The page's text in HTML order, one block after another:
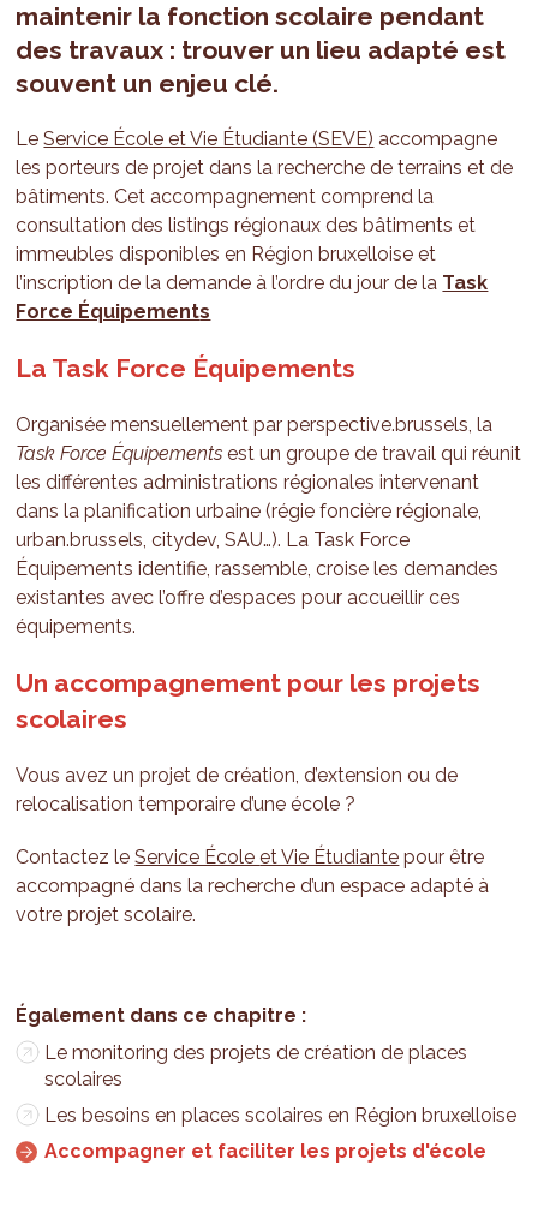
maintenir la fonction scolaire pendant
des travaux : trouver un lieu adapté est
souvent un enjeu clé.
LeService École et Vie Étudiante (SEVE) accompagne
les porteurs de projet dans la recherche de terrains et de
bâtiments. Cet accompagnement comprend la
consultation des listings régionaux des bâtiments et
immeubles disponibles en Région bruxelloise et
l’inscription de la demande à l’ordre du jour de la Task
Force Équipements
La Task Force Équipements
Organisée mensuellement par perspective.brussels, la
Task Force Équipements est un groupe de travail qui réunit
les différentes administrations régionales intervenant
dans la planification urbaine (régie foncière régionale,
urban.brussels, citydev, SAU…). La Task Force
Équipements identifie, rassemble, croise les demandes
existantes avec l’offre d’espaces pour accueillir ces
équipements.
Un accompagnement pour les projets
scolaires
Vous avez un projet de création, d’extension ou de
relocalisation temporaire d’une école ?
Contactez leService Écoleet Vie Étudiante pour être
accompagné dans la recherche d’un espace adapté à
votre projet scolaire.
Le monitoring des projets de création de places
scolaires
Les besoins en places scolaires en Région bruxelloise
Accompagner et faciliter les projets d'école